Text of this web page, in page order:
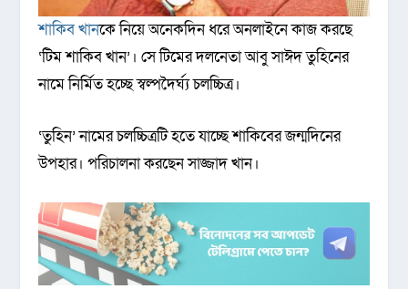
শাকিব খানকে নিয়ে অনেকদিন ধরে অনলাইনে কাজ করছে
‘টিম শাকিব খান’। সে টিমের দলনেতা আবু সাঈদ তুহিনের
নামে নির্মিত হচ্ছে স্বল্পদৈর্ঘ্য চলচ্চিত্র।
‘তুহিন’ নামের চলচ্চিত্রটি হতে যাচ্ছে শাকিবের জন্মদিনের
উপহার। পরিচালনা করছেন সাজ্জাদ খান।